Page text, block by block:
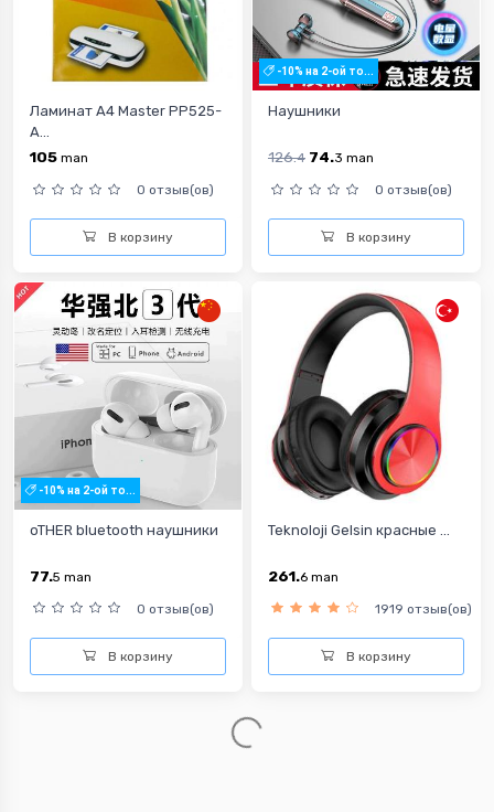
Ламинат А4 Master PP525-
A...
105 man
0 отзыв(ов)
В корзину
-10% на 2-ой то...
Наушники
126.4 74.3 man
0 отзыв(ов)
В корзину
-10% на 2-ой то...
oTHER bluetooth наушники
77.5 man
0 отзыв(ов)
В корзину
Teknoloji Gelsin красные ...
261.6 man
1919 отзыв(ов)
В корзину